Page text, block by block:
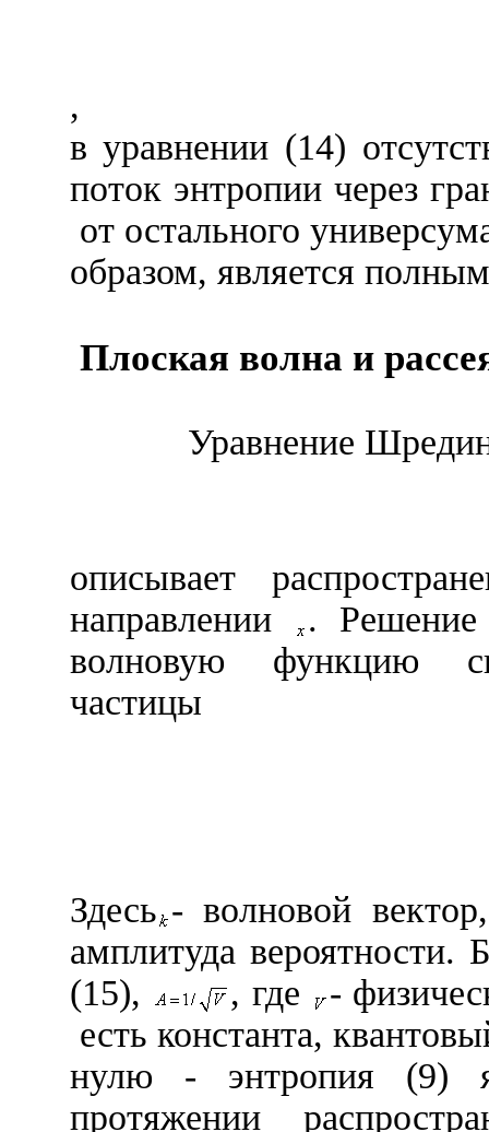
,
в уравнении (14)
поток энтропии через
от остального
образом, является
Плоская волна и
Уравнение
описывает
направлении
. Решение
волновую функцию
частицы
Здесь - волновой
амплитуда вероятности.
(15),
, где
-
есть константа,
нулю - энтропия (9)
протяжении